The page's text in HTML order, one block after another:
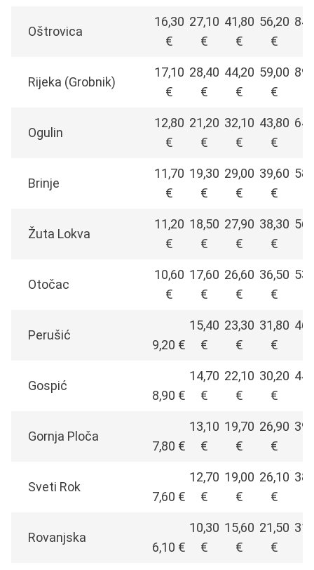
Oštrovica
16,30
€
27,10
€
41,80
€
56,20
€
Rijeka (Grobnik)
17,10
€
28,40
€
44,20
€
59,00
€
Ogulin
12,80
€
21,20
€
32,10
€
43,80
€
Brinje
11,70
€
19,30
€
29,00
€
39,60
€
Žuta Lokva
11,20
€
18,50
€
27,90
€
38,30
€
Otočac
10,60
€
17,60
€
26,60
€
36,50
€
Perušić
9,20 €
15,40
€
23,30
€
31,80
€
Gospić
8,90 €
14,70
€
22,10
€
30,20
€
Gornja Ploča
7,80 €
13,10
€
19,70
€
26,90
€
Sveti Rok
7,60 €
12,70
€
19,00
€
26,10
€
Rovanjska
6,10 €
10,30
€
15,60
€
21,50
€